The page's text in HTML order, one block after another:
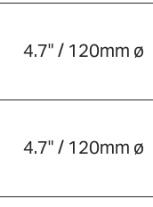
4.7" / 120mm ø
4.7" / 120mm ø